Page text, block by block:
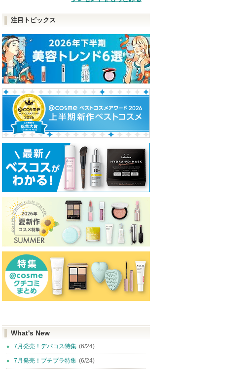
注目トピックス
What's New
7月発売！デパコス特集 (6/24)
7月発売！プチプラ特集 (6/24)